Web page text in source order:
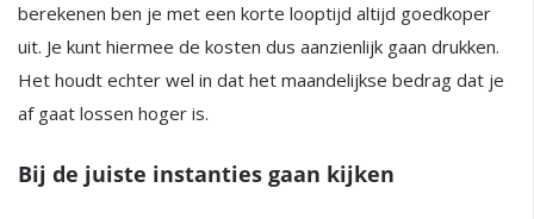
berekenen ben je met een korte looptijd altijd goedkoper
uit. Je kunt hiermee de kosten dus aanzienlijk gaan drukken.
Het houdt echter wel in dat het maandelijkse bedrag dat je
af gaat lossen hoger is.
Bij de juiste instanties gaan kijken